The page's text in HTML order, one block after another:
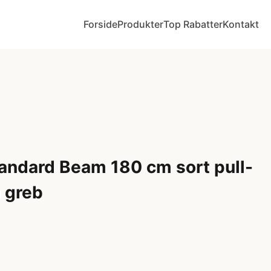
ForsideProdukterTop RabatterKontakt
Beam 180 cm sort pull-
greb